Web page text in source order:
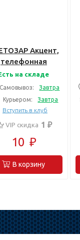
Акцент,
телефонная
в сборе
цвет золотой
GM)
на складе
Самовывоз:
Завтра
Курьером:
Завтра
Вступить в клуб
VIP скидка 1 ₽
10 ₽
В корзину